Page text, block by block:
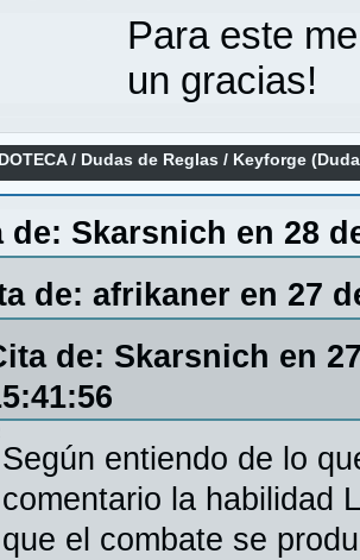
Para este
un gracias!
/ Dudas de Reglas / Keyforge
de: Skarsnich en 28
de: afrikaner en 27
de: Skarsnich en
Según entiendo de lo
comentario la habilidad
que el combate se